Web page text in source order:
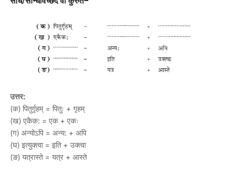
उत्तर:
(क) पितुर्गृहम् = पितुः + गृहम्
(ख) एकैक: = एक + एकः
(ग) अन्योऽपि = अन्य: + अपि
(घ) इत्युक्त्वा = इति + उक्त्वा
(ङ) यत्रास्ते = यत्र + आस्ते